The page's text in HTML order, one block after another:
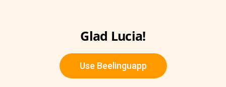
Glad Lucia!
Use Beelinguapp